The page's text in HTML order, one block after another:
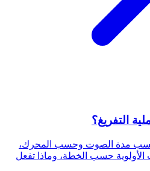
التفريغ؟
حسب مدة الصوت وحسب المحرك،
الأولوية حسب الخطة، وماذا تفعل